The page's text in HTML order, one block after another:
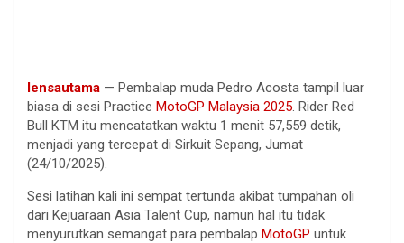
lensautama — Pembalap muda Pedro Acosta tampil luar
biasa di sesi Practice MotoGP Malaysia 2025. Rider Red
Bull KTM itu mencatatkan waktu 1 menit 57,559 detik,
menjadi yang tercepat di Sirkuit Sepang, Jumat
(24/10/2025).
Sesi latihan kali ini sempat tertunda akibat tumpahan oli
dari Kejuaraan Asia Talent Cup, namun hal itu tidak
menyurutkan semangat para pembalap MotoGP untuk